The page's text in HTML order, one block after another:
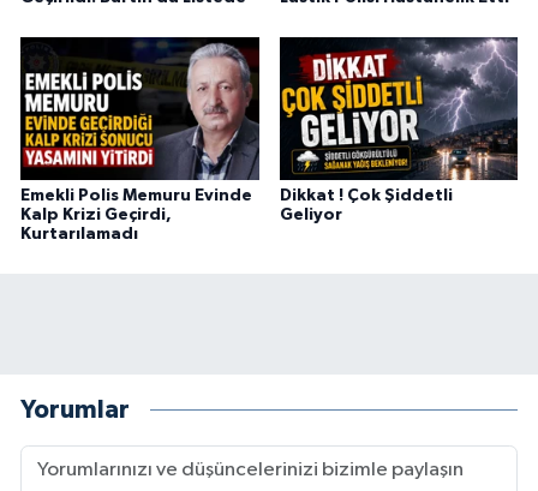
Emekli Polis Memuru Evinde
Kalp Krizi Geçirdi,
Kurtarılamadı
Dikkat ! Çok Şiddetli
Geliyor
Yorumlar